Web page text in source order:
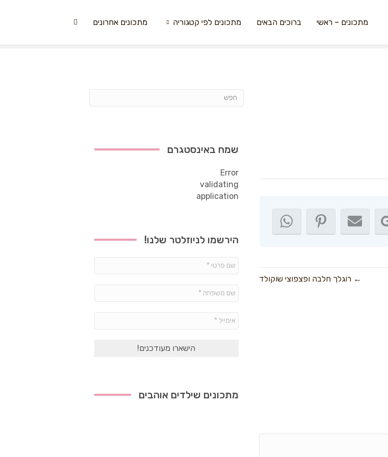
מתכונים – ראשי ברוכים הבאים מתכונים לפי קטגוריה מתכונים אחרונים
← רוגלך חלבה ופצפוצי שוקולד
שמח באינסטגרם
Error
validating
application
הירשמו לניוזלטר שלנו!
פרטי
משפחה
*
מתכונים שילדים אוהבים